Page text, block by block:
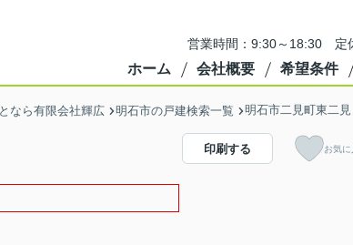
営業時間：9:30～18:30 定
ホーム 会社概要 希望条件
なら有限会社輝広 明石市の戸建検索一覧 明石市二見町東二
印刷する お気に